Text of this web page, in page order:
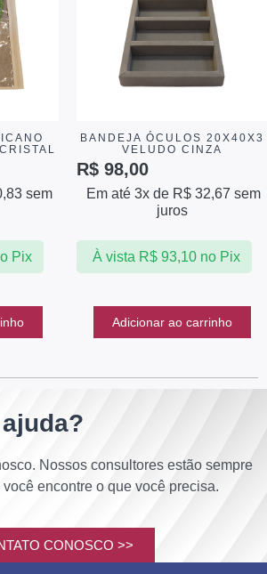
sem
Pix
BANDEJA ÓCULOS 20X40X3
VELUDO CINZA
R$ 98,00
Em até 3x de R$ 32,67 sem
juros
À vista R$93,10 no Pix
Adicionar ao carrinho
Nossos consultores estão sempre
encontre o que você precisa.
CONOSCO >>